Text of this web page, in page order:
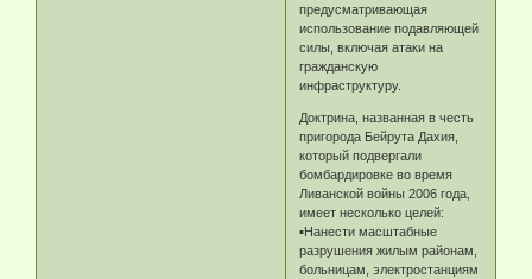
предусматривающая
использование подавляющей
силы, включая атаки на
гражданскую
инфраструктуру.
Доктрина, названная в честь
пригорода Бейрута Дахия,
который подвергали
бомбардировке во время
Ливанской войны 2006 года,
имеет несколько целей:
▪️Нанести масштабные
разрушения жилым районам,
больницам, электростанциям